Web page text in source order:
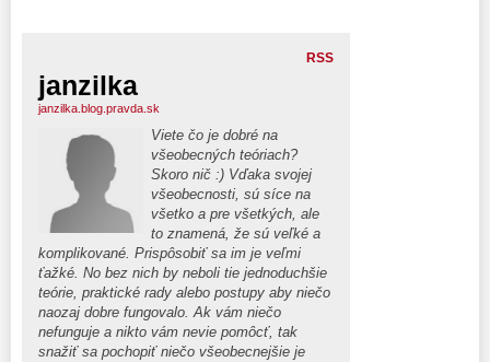
RSS
janzilka
janzilka.blog.pravda.sk
Viete čo je dobré na
všeobecných teóriach?
Skoro nič :) Vďaka svojej
všeobecnosti, sú síce na
všetko a pre všetkých, ale
to znamená, že sú veľké a
komplikované. Prispôsobiť sa im je veľmi
ťažké. No bez nich by neboli tie jednoduchšie
teórie, praktické rady alebo postupy aby niečo
naozaj dobre fungovalo. Ak vám niečo
nefunguje a nikto vám nevie pomôcť, tak
snažiť sa pochopiť niečo všeobecnejšie je